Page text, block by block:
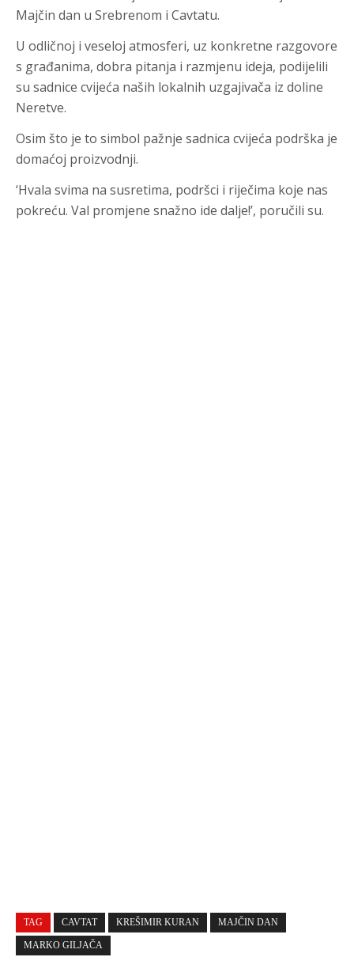
Majčin dan u Srebrenom i Cavtatu.
U odličnoj i veseloj atmosferi, uz konkretne razgovore
s građanima, dobra pitanja i razmjenu ideja, podijelili
su sadnice cvijeća naših lokalnih uzgajivača iz doline
Neretve.
Osim što je to simbol pažnje sadnica cvijeća podrška je
domaćoj proizvodnji.
‘Hvala svima na susretima, podršci i riječima koje nas
pokreću. Val promjene snažno ide dalje!’, poručili su.
TAG CAVTAT KREŠIMIR KURAN MAJČIN DAN
MARKO GILJAČA